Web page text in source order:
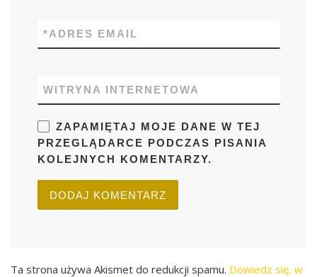
ADRES EMAIL
*
WITRYNA INTERNETOWA
ZAPAMIĘTAJ MOJE DANE W TEJ
PRZEGLĄDARCE PODCZAS PISANIA
KOLEJNYCH KOMENTARZY.
Ta strona używa Akismet do redukcji spamu. Dowiedz się, w